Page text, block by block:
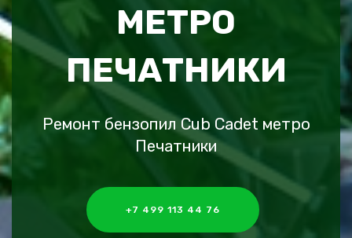
МЕТРО
ПЕЧАТНИКИ
Ремонт бензопил Cub Cadet метро
Печатники
+7 499 113 44 76